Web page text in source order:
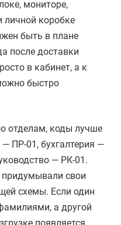
мониторе,
личной коробке
быть в плане
после доставки
в кабинет, а к
быстро
отделам, коды лучше
ПР-01, бухгалтерия —
— РК-01.
свои
схемы. Если один
а другой